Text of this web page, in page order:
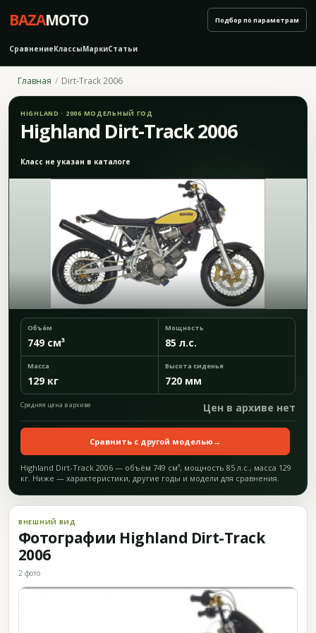
BAZAMOTO
СравнениеКлассыМаркиСтатьи
Подбор по параметрам
Главная Dirt-Track 2006
HIGHLAND · 2006 МОДЕЛЬНЫЙ ГОД
Highland Dirt-Track 2006
Класс не указан в каталоге
Объём
749 см³
Мощность
85 л.с.
Масса
129 кг
Высота сиденья
720 мм
Средняя цена в архиве Цен в архиве нет
Сравнить с другой моделью →
Highland Dirt-Track 2006 — объём 749 см³, мощность 85 л.с., масса 129
кг. Ниже — характеристики, другие годы и модели для сравнения.
ВНЕШНИЙ ВИД
Фотографии Highland Dirt-Track
2006
2 фото